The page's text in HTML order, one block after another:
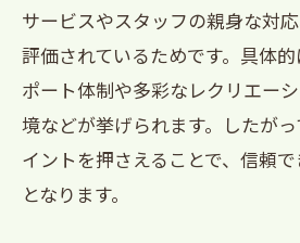
西宮市デイサービス利
のポイント
口コミに基づく西宮市
のヒント
西宮市デイサービス利
択ミスを防ぐ
サービスやスタッフの親身な対
評価されているためです。具体
ポート体制や多彩なレクリエー
境などが挙げられます。したが
イントを押さえることで、信頼
となります。